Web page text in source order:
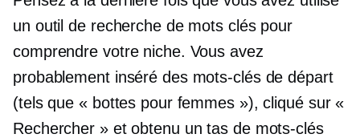
un outil de recherche de mots clés pour
comprendre votre niche. Vous avez
probablement inséré des mots-clés de départ
(tels que « bottes pour femmes »), cliqué sur «
Rechercher » et obtenu un tas de mots-clés